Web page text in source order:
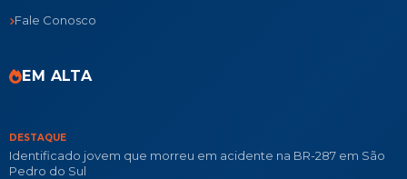
Fale Conosco
EM ALTA
DESTAQUE
Identificado jovem que morreu em acidente na BR-287 em São
Pedro do Sul